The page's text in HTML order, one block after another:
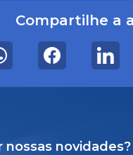
Compartilhe a
nossas novidades?